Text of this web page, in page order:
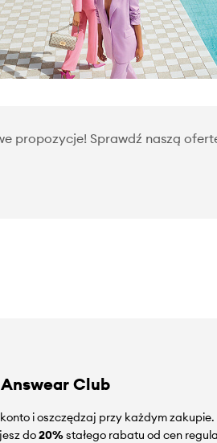
propozycje! Sprawdź naszą
Answear Club
konto i oszczędzaj przy każdym
do20%stałego rabatu od cen